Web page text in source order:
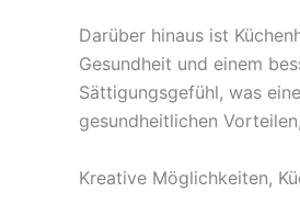
Darüber hinaus ist
Gesundheit und einem
Sättigungsgefühl, was
gesundheitlichen
Kreative Möglichkeiten,